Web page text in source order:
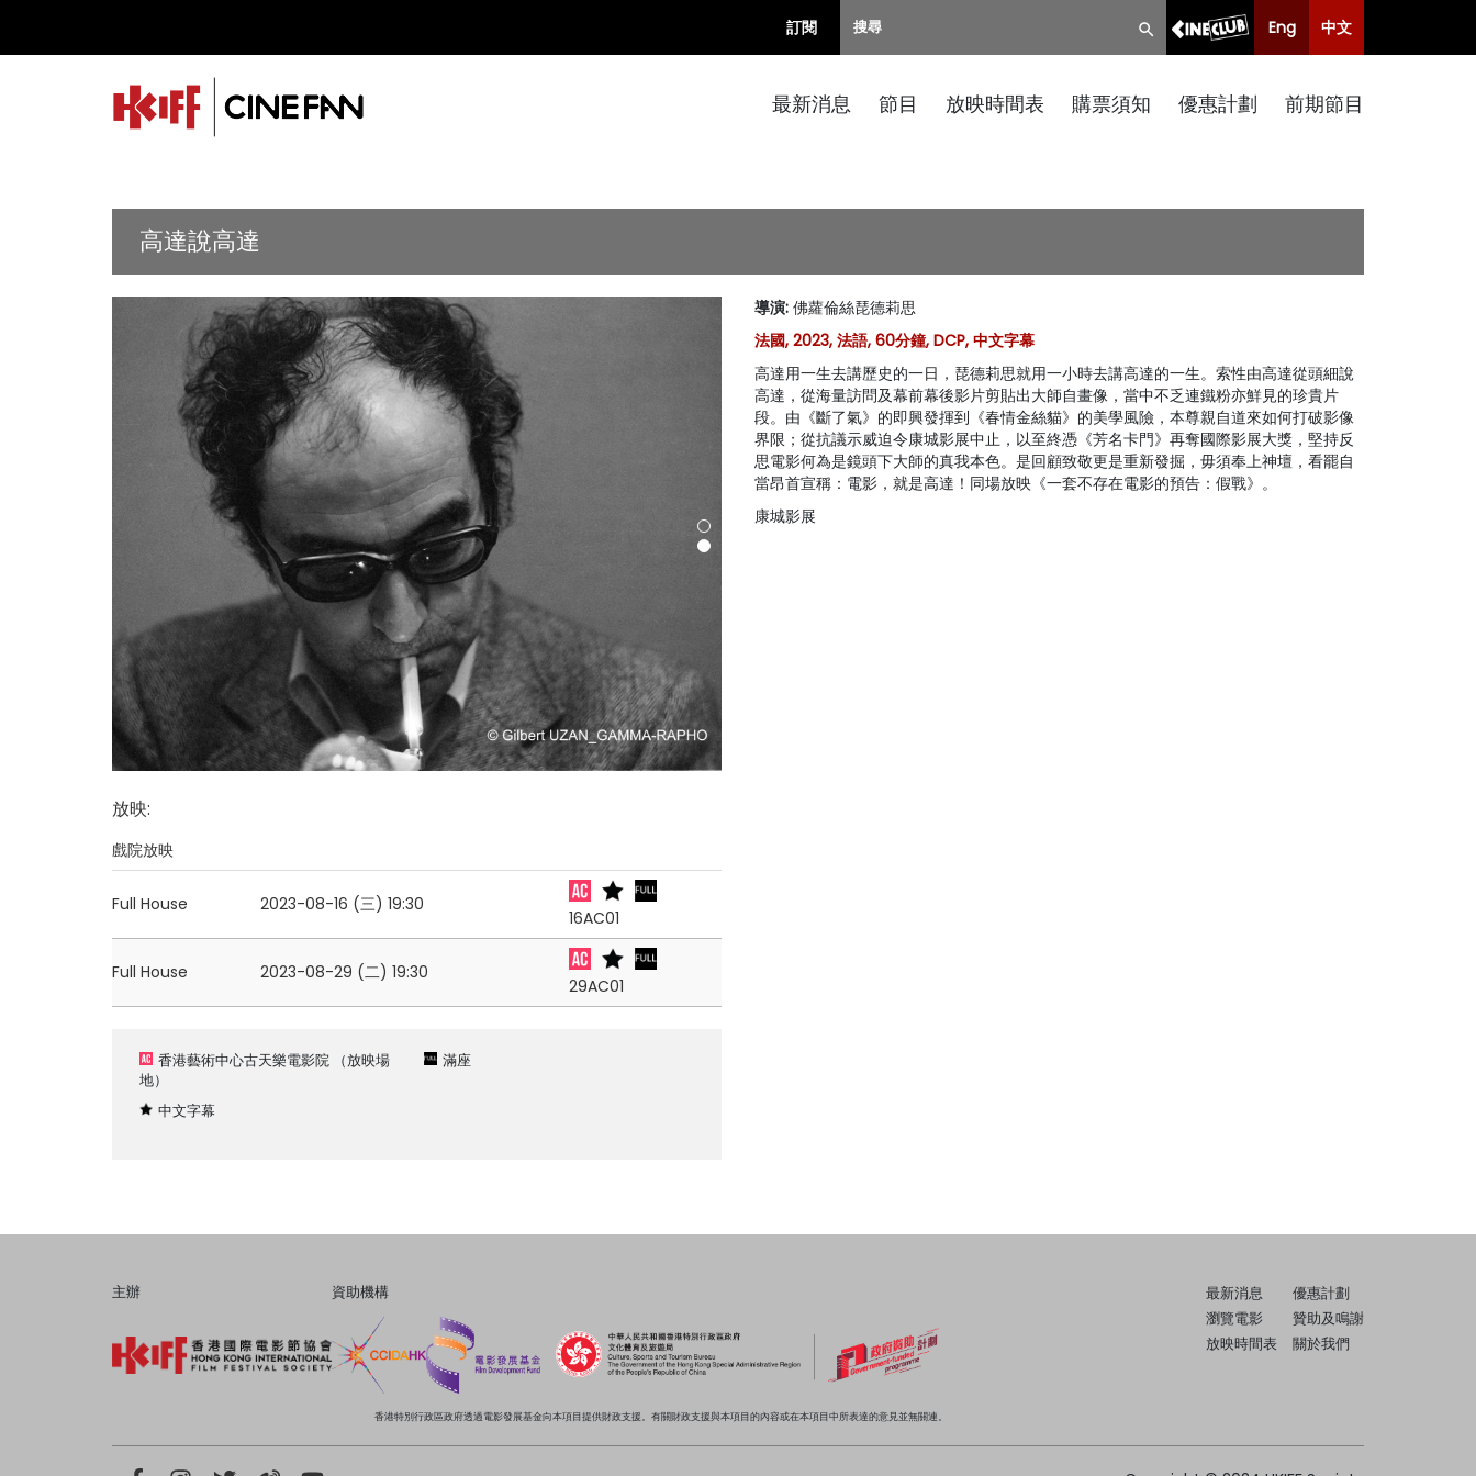
訂閱 Eng 中文
最新消息 節目 放映時間表 購票須知 優惠計劃 前期節目
高達說高達
導演: 佛蘿倫絲琵德莉思
法國, 2023, 法語, 60分鐘, DCP, 中文字幕
高達用一生去講歷史的一日，琵德莉思就用一小時去講高達的一生。索性由高達從頭細說
高達，從海量訪問及幕前幕後影片剪貼出大師自畫像，當中不乏連鐵粉亦鮮見的珍貴片
段。由《斷了氣》的即興發揮到《春情金絲貓》的美學風險，本尊親自道來如何打破影像
界限；從抗議示威迫令康城影展中止，以至終憑《芳名卡門》再奪國際影展大獎，堅持反
思電影何為是鏡頭下大師的真我本色。是回顧致敬更是重新發掘，毋須奉上神壇，看罷自
當昂首宣稱：電影，就是高達！同場放映《一套不存在電影的預告：假戰》。
康城影展
放映:
戲院放映
Full House 2023-08-16 (三) 19:30
16AC01
Full House 2023-08-29 (二) 19:30
29AC01
香港藝術中心古天樂電影院 （放映場
地）
中文字幕
滿座
主辦 資助機構
最新消息
瀏覽電影
放映時間表
優惠計劃
贊助及鳴謝
關於我們
香港特別行政區政府透過電影發展基金向本項目提供財政支援。有關財政支援與本項目的內容或在本項目中所表達的意見並無關連。